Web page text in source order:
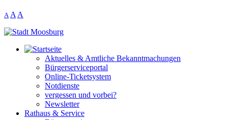
A A A
Aktuelles & Amtliche Bekanntmachungen
Bürgerserviceportal
Online-Ticketsystem
Notdienste
vergessen und vorbei?
Newsletter
Rathaus & Service